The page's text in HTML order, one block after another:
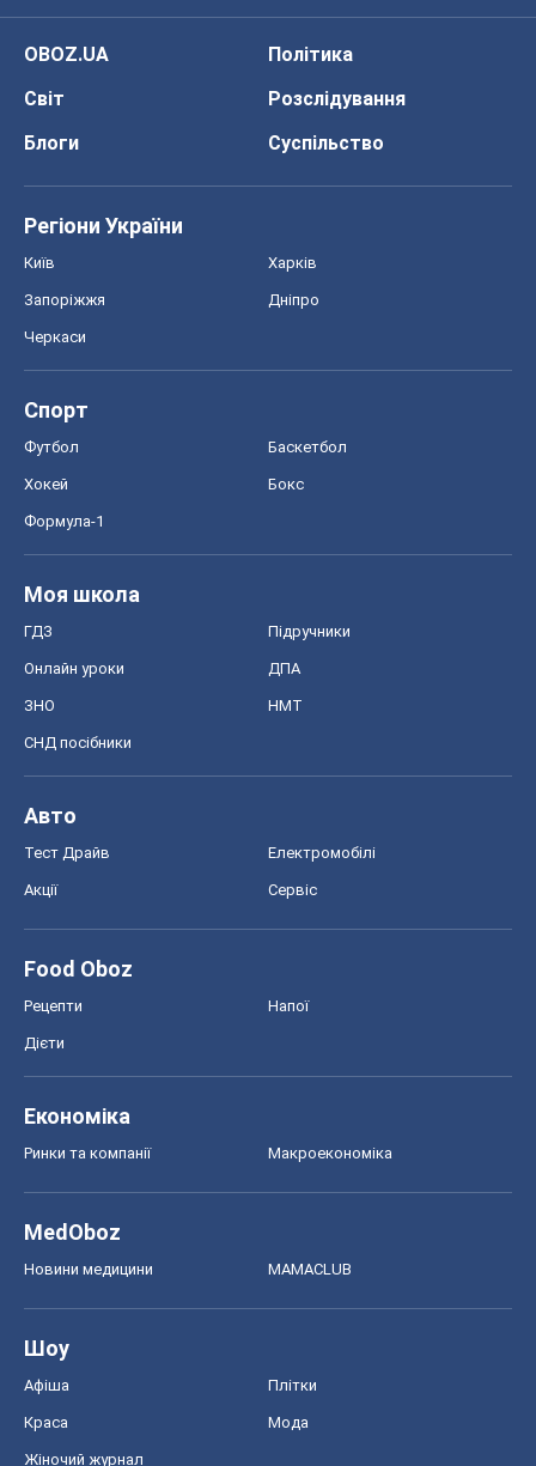
OBOZ.UA
Політика
Світ
Розслідування
Блоги
Суспільство
Регіони України
Київ Харків
Запоріжжя Дніпро
Черкаси
Спорт
Футбол Баскетбол
Хокей Бокс
Формула-1
Моя школа
ГДЗ Підручники
Онлайн уроки ДПА
ЗНО НМТ
СНД посібники
Авто
Тест Драйв Електромобілі
Акції Сервіс
Food Oboz
Рецепти Напої
Дієти
Економіка
Ринки та компанії Макроекономіка
MedOboz
Новини медицини MAMACLUB
Шоу
Афіша Плітки
Краса Мода
Жіночий журнал